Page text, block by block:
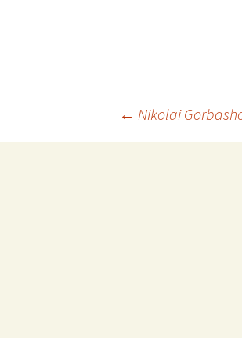
← Nikolai